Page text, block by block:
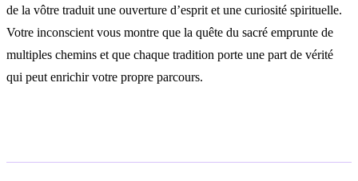
de la vôtre traduit une ouverture d’esprit et une curiosité spirituelle.
Votre inconscient vous montre que la quête du sacré emprunte de
multiples chemins et que chaque tradition porte une part de vérité
qui peut enrichir votre propre parcours.